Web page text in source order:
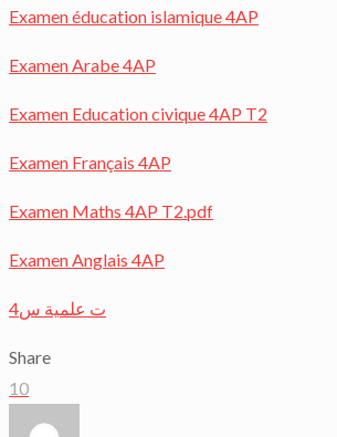
Examen éducation islamique 4AP
Examen Arabe 4AP
Examen Education civique 4AP T2
Examen Français 4AP
Examen Maths 4AP T2.pdf
Examen Anglais 4AP
ت علمية س4
Share
10